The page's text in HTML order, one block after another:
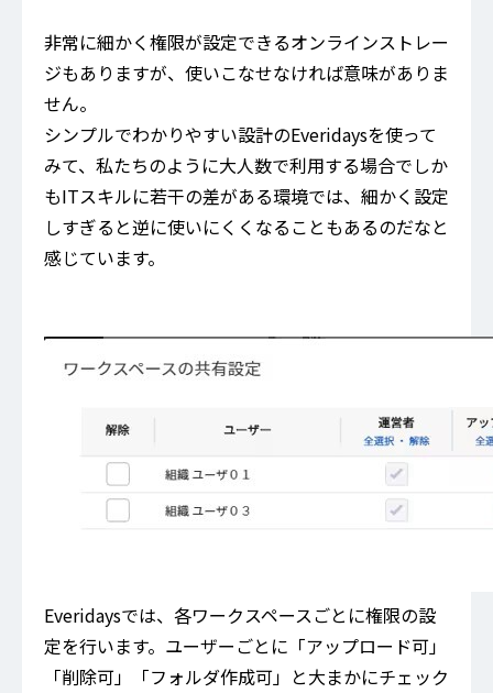
非常に細かく権限が設定できるオンラインストレー
ジもありますが、使いこなせなければ意味がありま
せん。
シンプルでわかりやすい設計のEveridaysを使って
みて、私たちのように大人数で利用する場合でしか
もITスキルに若干の差がある環境では、細かく設定
しすぎると逆に使いにくくなることもあるのだなと
感じています。
Everidaysでは、各ワークスペースごとに権限の設
定を行います。ユーザーごとに「アップロード可」
「削除可」「フォルダ作成可」と大まかにチェック